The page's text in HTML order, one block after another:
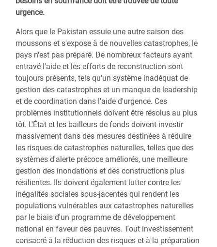
urgence.
Alors que le Pakistan essuie une autre saison des
moussons et s'expose à de nouvelles catastrophes, le
pays n'est pas préparé. De nombreux facteurs ayant
entravé l'aide et les efforts de reconstruction sont
toujours présents, tels qu'un système inadéquat de
gestion des catastrophes et un manque de leadership
et de coordination dans l'aide d'urgence. Ces
problèmes institutionnels doivent être résolus au plus
tôt. L'État et les bailleurs de fonds doivent investir
massivement dans des mesures destinées à réduire
les risques de catastrophes naturelles, telles que des
systèmes d'alerte précoce améliorés, une meilleure
gestion des inondations et des constructions plus
résilientes. Ils doivent également lutter contre les
inégalités sociales sous-jacentes qui rendent les
populations vulnérables aux catastrophes naturelles
par le biais d'un programme de développement
national en faveur des pauvres. Tout investissement
consacré à la réduction des risques et à la préparation